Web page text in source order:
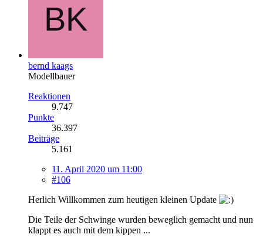
bernd kaags
Modellbauer
Reaktionen
9.747
Punkte
36.397
Beiträge
5.161
11. April 2020 um 11:00
#106
Herlich Willkommen zum heutigen kleinen Update
Die Teile der Schwinge wurden beweglich gemacht und nun
klappt es auch mit dem kippen ...